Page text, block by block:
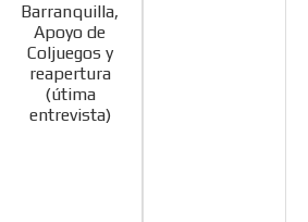
Barranquilla,
Apoyo de
Coljuegos y
reapertura
(útima
entrevista)